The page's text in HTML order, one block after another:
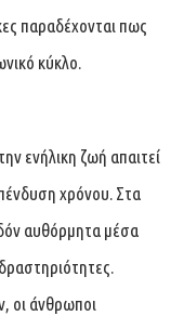
παραδέχονται πως
κύκλο.
ενήλικη ζωή απαιτεί
χρόνου. Στα
αυθόρμητα μέσα
οι άνθρωποι